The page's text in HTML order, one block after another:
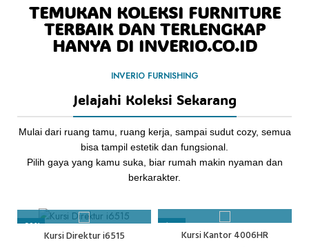
TEMUKAN KOLEKSI FURNITURE
TERBAIK DAN TERLENGKAP
HANYA DI INVERIO.CO.ID
INVERIO FURNISHING
Jelajahi Koleksi Sekarang
Mulai dari ruang tamu, ruang kerja, sampai sudut cozy, semua
bisa tampil estetik dan fungsional.
Pilih gaya yang kamu suka, biar rumah makin nyaman dan
berkarakter.
-20%
Kursi Direktur i6515
-19%
Kursi Kantor 4006HR